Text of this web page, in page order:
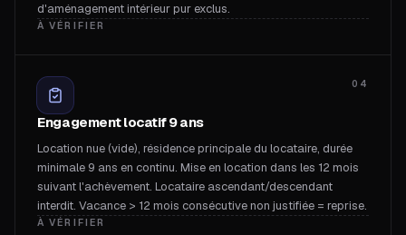
d'aménagement intérieur pur exclus.
À VÉRIFIER
04
Engagement locatif 9 ans
Location nue (vide), résidence principale du locataire, durée
minimale 9 ans en continu. Mise en location dans les 12 mois
suivant l'achèvement. Locataire ascendant/descendant
interdit. Vacance > 12 mois consécutive non justifiée = reprise.
À VÉRIFIER